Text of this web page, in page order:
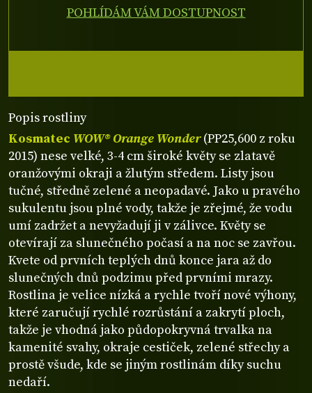
Popis rostliny
Kosmatec WOW® Orange Wonder(PP25,600 z roku
2015) nese velké, 3-4 cm široké květy se zlatavě
oranžovými okraji a žlutým středem. Listy jsou
tučné, středně zelené a neopadavé. Jako u pravého
sukulentu jsou plné vody, takže je zřejmé, že vodu
umí zadržet a nevyžadují ji v zálivce. Květy se
otevírají za slunečného počasí a na noc se zavřou.
Kvete od prvních teplých dnů konce jara až do
slunečných dnů podzimu před prvními mrazy.
Rostlina je velice nízká a rychle tvoří nové výhony,
které zaručují rychlé rozrůstání a zakrytí ploch,
takže je vhodná jako půdopokryvná trvalka na
kamenité svahy, okraje cestiček, zelené střechy a
prostě všude, kde se jiným rostlinám díky suchu
nedaří.
POHLÍDÁM VÁM DOSTUPNOST